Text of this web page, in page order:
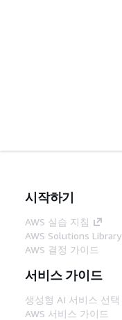
시작하기
AWS 실습 지침
AWS Solutions Library
AWS 결정 가이드
서비스 가이드
생성형 AI 서비스 선택
AWS 서비스 가이드